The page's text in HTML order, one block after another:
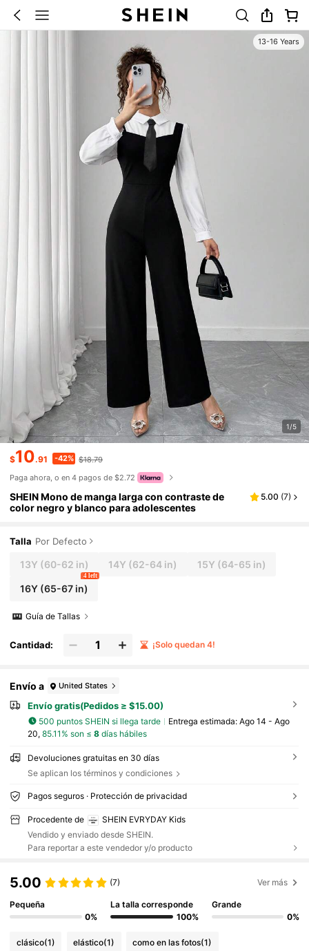
13-16 Years
1/5
$10.91 -42% $18.79
Paga ahora, o en 4 pagos de $2.72
SHEIN Mono de manga larga con contraste de
color negro y blanco para adolescentes
5.00 (7)
Talla Por Defecto
13Y (60-62 in) 14Y (62-64 in) 15Y (64-65 in)
16Y(65-67 in)
4 left
Guía de Tallas
Cantidad: ¡Solo quedan 4!
Envío a United States
Envío gratis(Pedidos ≥ $15.00)
500 puntos SHEIN si llega tarde Entrega estimada: Ago 14 - Ago
20, 85.11% son ≤ 8días hábiles
Devoluciones gratuitas en 30 días
Se aplican los términos y condiciones
Pagos seguros · Protección de privacidad
Procedente de
SHEIN EVRYDAY Kids
Vendido y enviado desde SHEIN.
Para reportar a este vendedor y/o producto
5.00 (7) Ver más
Pequeña
0%
La talla corresponde
100%
Grande
0%
clásico(1) elástico(1) como en las fotos(1)